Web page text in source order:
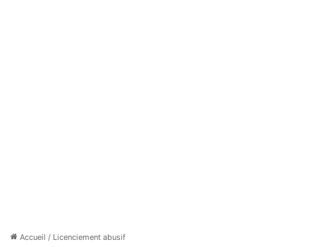
Accueil / Licenciement abusif